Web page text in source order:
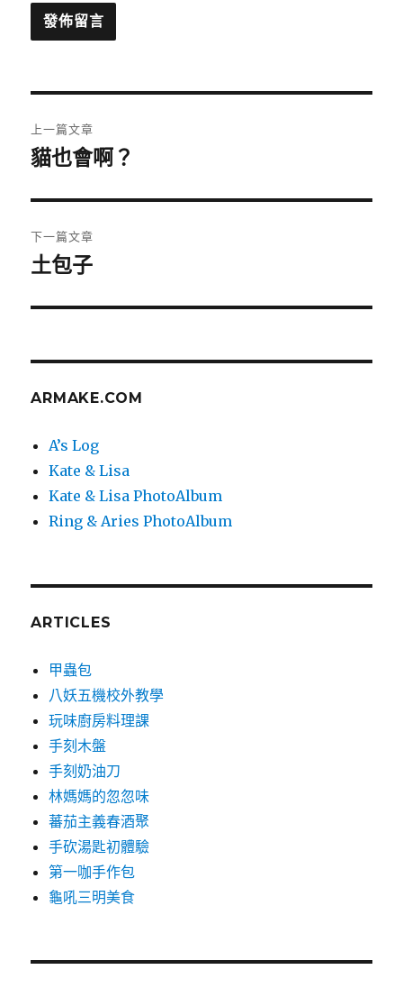
章
覽
上一篇文章
上
篇
文
章:
貓也會啊？
下一篇文章
下
篇
章:
土包子
ARMAKE.COM
A’s Log
Kate & Lisa
Kate & Lisa PhotoAlbum
Ring & Aries PhotoAlbum
ARTICLES
甲蟲包
八妖五機校外教學
玩味廚房料理課
手刻木盤
手刻奶油刀
林媽媽的忽忽味
蕃茄主義春酒聚
手砍湯匙初體驗
第一咖手作包
龜吼三明美食